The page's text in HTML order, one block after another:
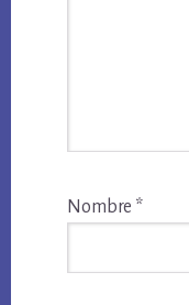
Nombre *